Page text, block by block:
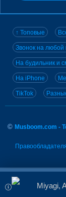
↑ Топовые
Звонок на любой
На будильник и
На iPhone
TikTok
© Musboom.com -